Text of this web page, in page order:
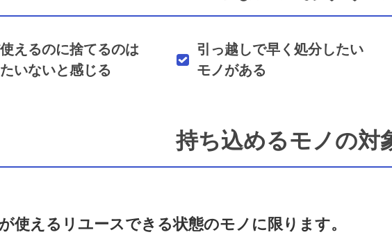
えるのに捨てるのは
いないと感じる
引っ越しで早く処分したい
モノがある
持ち込めるモノの対
使えるリユースできる状態のモノに限ります。